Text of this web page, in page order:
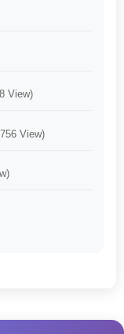
View)
View)